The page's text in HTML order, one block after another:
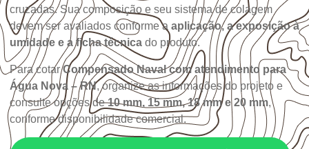
cruzadas. Sua composição e seu sistema de colagem
devem ser avaliados conforme a aplicação, a exposição à
umidade e a ficha técnica do produto.
Para cotarCompensado Naval com atendimento para
Água Nova – RN, organize as informações do projeto e
consulte opções de10 mm, 15 mm, 18 mm e 20 mm,
conforme disponibilidade comercial.